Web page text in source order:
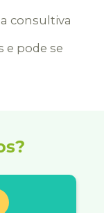
consultiva
e pode se